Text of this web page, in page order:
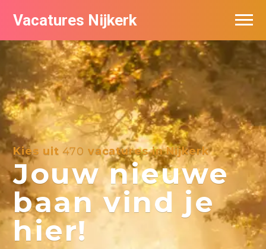
Vacatures Nijkerk
Kies uit470 vacatures in Nijkerk
Jouw nieuwe
baan vind je
hier!